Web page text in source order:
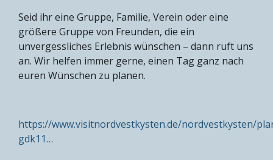
Seid ihr eine Gruppe, Familie, Verein oder eine
größere Gruppe von Freunden, die ein
unvergessliches Erlebnis wünschen – dann ruft uns
an. Wir helfen immer gerne, einen Tag ganz nach
euren Wünschen zu planen.
https://www.visitnordvestkysten.de/nordvestkysten/
gdk11…